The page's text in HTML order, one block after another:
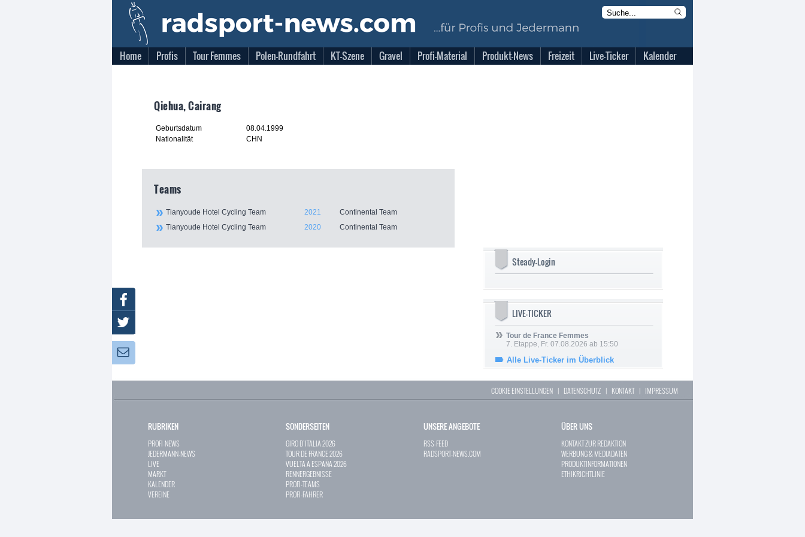
Home Profis Tour Femmes Polen-Rundfahrt KT-Szene Gravel Profi-Material Produkt-News Freizeit Live-Ticker Kalender
Qiehua, Cairang
Geburtsdatum
08.04.1999
Nationalität
CHN
Teams
Tianyoude Hotel Cycling Team 2021
Continental Team
Tianyoude Hotel Cycling Team
2020 Continental Team
Steady-Login
LIVE-TICKER
Tour de France Femmes
7. Etappe, Fr. 07.08.2026 ab 15:50
Alle Live-Ticker im Überblick
COOKIE EINSTELLUNGEN | DATENSCHUTZ | KONTAKT| IMPRESSUM
RUBRIKEN
PROFI-NEWS
JEDERMANN-NEWS
LIVE
MARKT
KALENDER
VEREINE
SONDERSEITEN
GIRO D`ITALIA 2026
TOUR DE FRANCE 2026
VUELTA A ESPAÑA 2026
RENNERGEBNISSE
PROFI-TEAMS
PROFI-FAHRER
UNSERE ANGEBOTE
RSS-FEED
RADSPORT-NEWS.COM
ÜBER UNS
KONTAKT ZUR REDAKTION
WERBUNG & MEDIADATEN
PRODUKTINFORMATIONEN
ETHIKRICHTLINIE